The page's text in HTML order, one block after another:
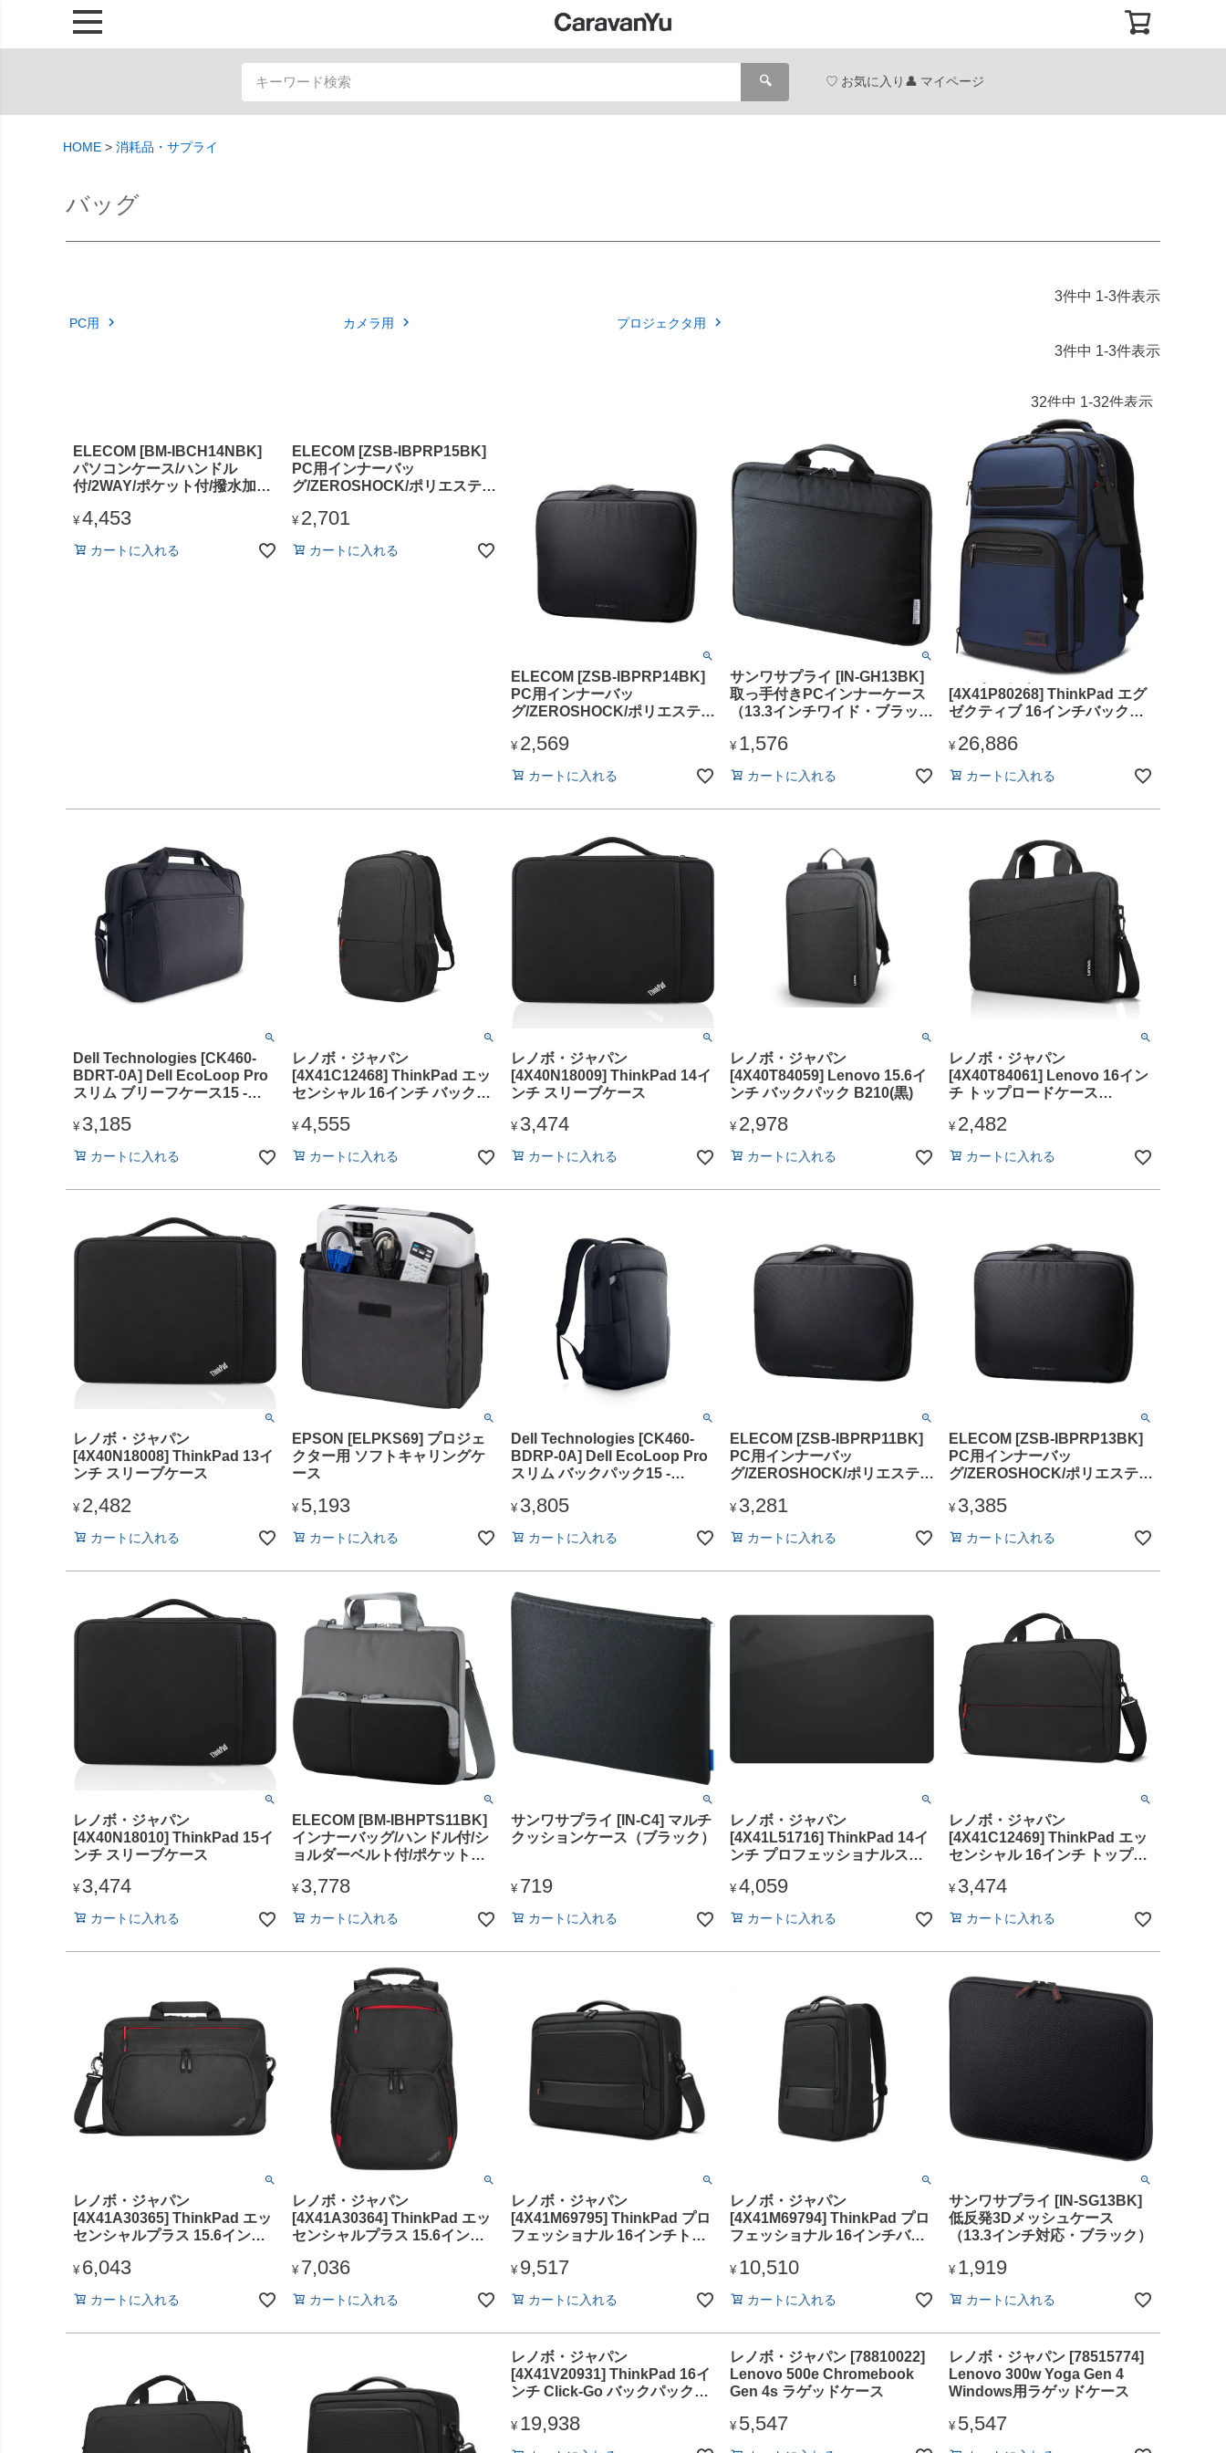
🔍 お気に入り マイページ
HOME 消耗品・サプライ
バッグ
3件中 1-3件表示
PC用 カメラ用 プロジェクタ用
3件中 1-3件表示
32件中 1-32件表示
ELECOM [BM-IBCH14NBK]
パソコンケース/ハンドル
付/2WAY/ポケット付/撥水加
¥ 4,453
カートに入れる
ELECOM [ZSB-IBPRP15BK]
PC用インナーバッ
グ/ZEROSHOCK/ポリエステ
ブラック
¥ 2,701
カートに入れる
ELECOM [ZSB-IBPRP14BK]
PC用インナーバッ
グ/ZEROSHOCK/ポリエステ
ブラック
¥ 2,569
カートに入れる
サンワサプライ [IN-GH13BK]
取っ手付きPCインナーケース
（13.3インチワイド・ブラッ
¥ 1,576
カートに入れる
レノボ・ジャパン
[4X41P80268] ThinkPad エグ
ゼクティブ 16インチバックパ
¥ 26,886
カートに入れる
Dell Technologies [CK460-
BDRT-0A] Dell EcoLoop Pro
スリム ブリーフケース15 -
¥ 3,185
カートに入れる
レノボ・ジャパン
[4X41C12468] ThinkPad エッ
センシャル 16インチ バックパ
¥ 4,555
カートに入れる
レノボ・ジャパン
[4X40N18009] ThinkPad 14イ
ンチ スリーブケース
¥ 3,474
カートに入れる
レノボ・ジャパン
[4X40T84059] Lenovo 15.6イ
ンチ バックパック B210(黒)
¥ 2,978
カートに入れる
レノボ・ジャパン
[4X40T84061] Lenovo 16イン
チ トップロードケース
¥ 2,482
カートに入れる
レノボ・ジャパン
[4X40N18008] ThinkPad 13イ
ンチ スリーブケース
¥ 2,482
カートに入れる
EPSON [ELPKS69] プロジェ
クター用 ソフトキャリングケ
ース
¥ 5,193
カートに入れる
Dell Technologies [CK460-
BDRP-0A] Dell EcoLoop Pro
スリム バックパック15 -
¥ 3,805
カートに入れる
ELECOM [ZSB-IBPRP11BK]
PC用インナーバッ
グ/ZEROSHOCK/ポリエステ
ブラック
¥ 3,281
カートに入れる
ELECOM [ZSB-IBPRP13BK]
PC用インナーバッ
グ/ZEROSHOCK/ポリエステ
ブラック
¥ 3,385
カートに入れる
レノボ・ジャパン
[4X40N18010] ThinkPad 15イ
ンチ スリーブケース
¥ 3,474
カートに入れる
ELECOM [BM-IBHPTS11BK]
インナーバッグ/ハンドル付/シ
ョルダーベルト付/ポケット付/
¥ 3,778
カートに入れる
サンワサプライ [IN-C4] マルチ
クッションケース（ブラック）
¥ 719
カートに入れる
レノボ・ジャパン
[4X41L51716] ThinkPad 14イ
ンチ プロフェッショナルスリ
¥ 4,059
カートに入れる
レノボ・ジャパン
[4X41C12469] ThinkPad エッ
センシャル 16インチ トップロ
¥ 3,474
カートに入れる
レノボ・ジャパン
[4X41A30365] ThinkPad エッ
センシャルプラス 15.6インチ
¥ 6,043
カートに入れる
レノボ・ジャパン
[4X41A30364] ThinkPad エッ
センシャルプラス 15.6インチ
¥ 7,036
カートに入れる
レノボ・ジャパン
[4X41M69795] ThinkPad プロ
フェッショナル 16インチトッ
¥ 9,517
カートに入れる
レノボ・ジャパン
[4X41M69794] ThinkPad プロ
フェッショナル 16インチバッ
¥ 10,510
カートに入れる
サンワサプライ [IN-SG13BK]
低反発3Dメッシュケース
（13.3インチ対応・ブラック）
¥ 1,919
カートに入れる
レノボ・ジャパン
[4X41V20931] ThinkPad 16イ
ンチ Click-Go バックパック
¥ 19,938
レノボ・ジャパン [78810022]
Lenovo 500e Chromebook
Gen 4s ラゲッドケース
¥ 5,547
レノボ・ジャパン [78515774]
Lenovo 300w Yoga Gen 4
Windows用ラゲッドケース
¥ 5,547